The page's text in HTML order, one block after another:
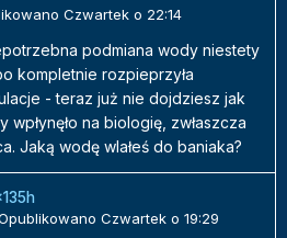
Czwartek o 22:14
podmiana wody niestety
kompletnie rozpieprzyła
- teraz już nie dojdziesz jak
na biologię, zwłaszcza
Jaką wodę wlałeś do baniaka?
Czwartek o 19:29